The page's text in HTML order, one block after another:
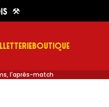
BOUTIQUE
l'après-match